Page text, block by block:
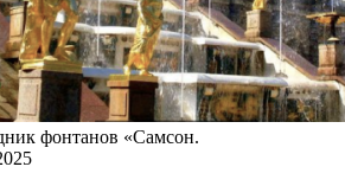
фонтанов «Самсон.